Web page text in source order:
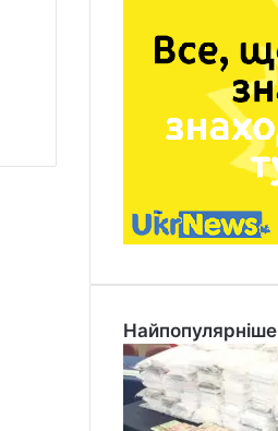
Найпопулярніше